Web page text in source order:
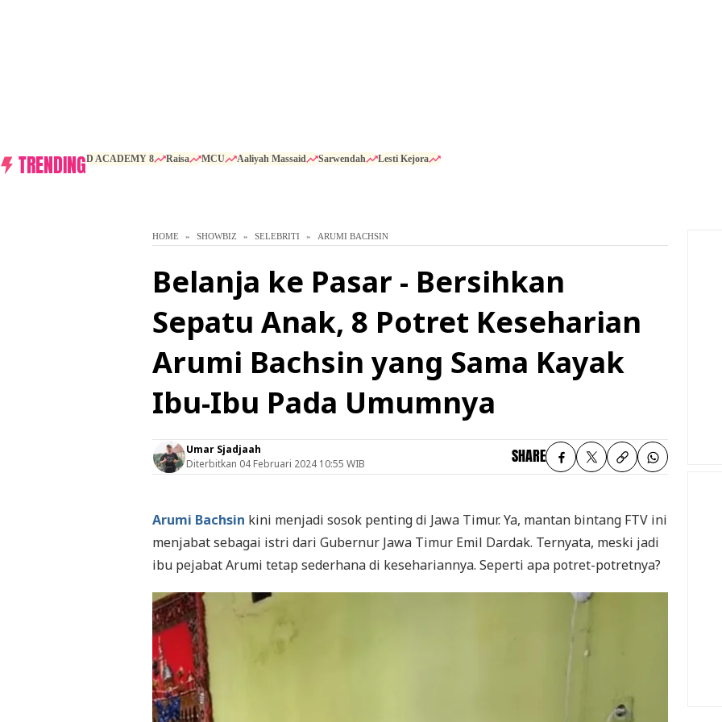
TRENDINGD ACADEMY 8 Raisa MCU Aaliyah Massaid Sarwendah Lesti Kejora
HOME SHOWBIZ SELEBRITI ARUMI BACHSIN
Belanja ke Pasar - Bersihkan
Sepatu Anak, 8 Potret Keseharian
Arumi Bachsin yang Sama Kayak
Ibu-Ibu Pada Umumnya
Umar Sjadjaah
Diterbitkan 04 Februari 2024 10:55 WIB SHARE
Arumi Bachsin kini menjadi sosok penting di Jawa Timur. Ya, mantan bintang FTV ini
menjabat sebagai istri dari Gubernur Jawa Timur Emil Dardak. Ternyata, meski jadi
ibu pejabat Arumi tetap sederhana di kesehariannya. Seperti apa potret-potretnya?